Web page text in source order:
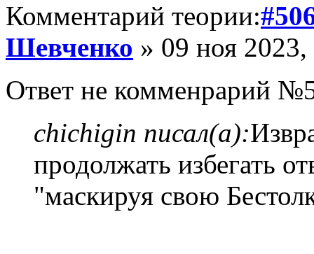
Комментарий теории:
Шевченко » 09 ноя
Ответ не комменрарий
chichigin писал(а):
продолжать избегать
"маскируя свою